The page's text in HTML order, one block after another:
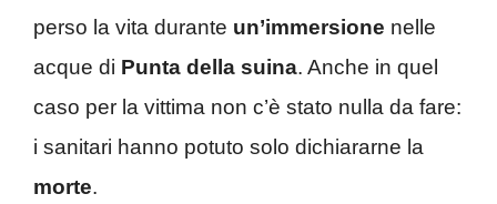
perso la vita durante un’immersione nelle
acque di Punta della suina. Anche in quel
caso per la vittima non c’è stato nulla da fare:
i sanitari hanno potuto solo dichiararne la
morte.